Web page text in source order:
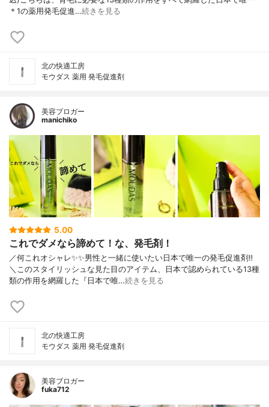
＊1の薬用発毛促進…続きを見る
北の快適工房
モウダス 薬用 発毛促進剤
美容ブロガー
manichiko
5.00
これでダメなら諦めて！な、発毛剤！
／何これオシャレ✨✨男性と一緒に使いたい日本で唯一の発毛促進剤‼︎
＼このスタイリッシュな見た目のアイテム、日本で認められている13種
類の作用を網羅した『日本で唯…続きを見る
北の快適工房
モウダス 薬用 発毛促進剤
美容ブロガー
fuka712